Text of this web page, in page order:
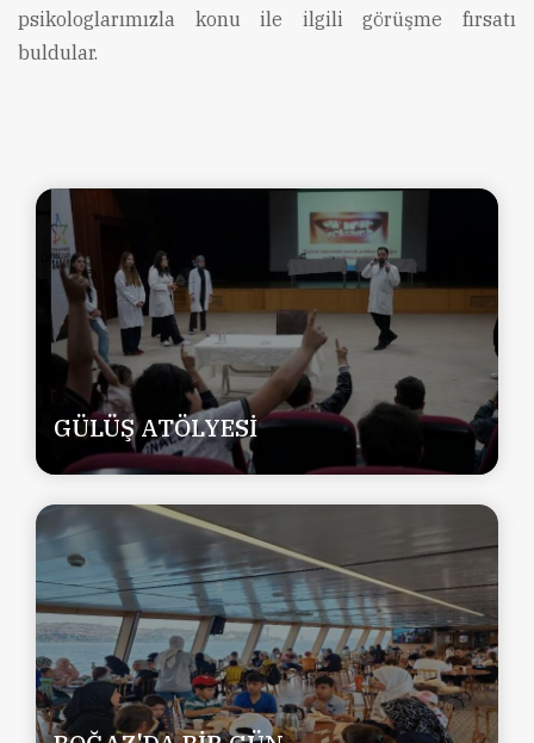
psikologlarımızla konu ile ilgili görüşme fırsatı
buldular.
GÜLÜŞ ATÖLYESİ